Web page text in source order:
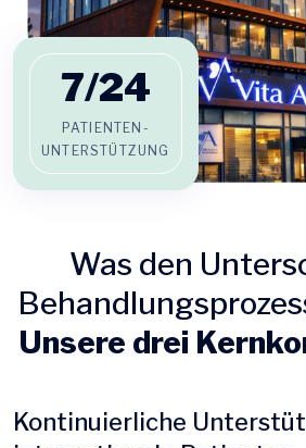
7/24
PATIENTEN-
UNTERSTÜTZUNG
Was den
Unsere drei
Kontinuierliche